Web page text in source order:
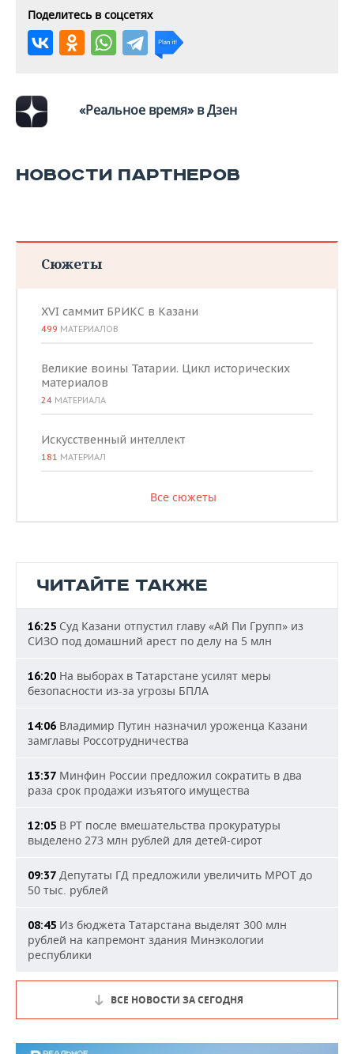
Поделитесь в соцсетях
«Реальное время» в Дзен
НОВОСТИ ПАРТНЕРОВ
Сюжеты
XVI саммит БРИКС в Казани
499 МАТЕРИАЛОВ
Великие воины Татарии. Цикл исторических
материалов
24 МАТЕРИАЛА
Искусственный интеллект
181 МАТЕРИАЛ
Все сюжеты
ЧИТАЙТЕ ТАКЖЕ
16:25 Суд Казани отпустил главу «Ай Пи Групп» из
СИЗО под домашний арест по делу на 5 млн
16:20 На выборах в Татарстане усилят меры
безопасности из-за угрозы БПЛА
14:06 Владимир Путин назначил уроженца Казани
замглавы Россотрудничества
13:37 Минфин России предложил сократить в два
раза срок продажи изъятого имущества
12:05 В РТ после вмешательства прокуратуры
выделено 273 млн рублей для детей-сирот
09:37 Депутаты ГД предложили увеличить МРОТ до
50 тыс. рублей
08:45 Из бюджета Татарстана выделят 300 млн
рублей на капремонт здания Минэкологии
республики
ВСЕ НОВОСТИ ЗА СЕГОДНЯ